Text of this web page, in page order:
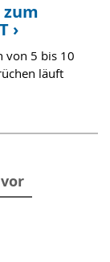
›
von 5 bis 10
läuft
vor